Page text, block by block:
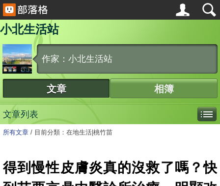
小北生活站
作家：小北生活站
文章 相簿
文章列表
所有文章 / 目前分類：在地生活|桃竹苗
得到慢性皮膚炎真的沒救了嗎？快